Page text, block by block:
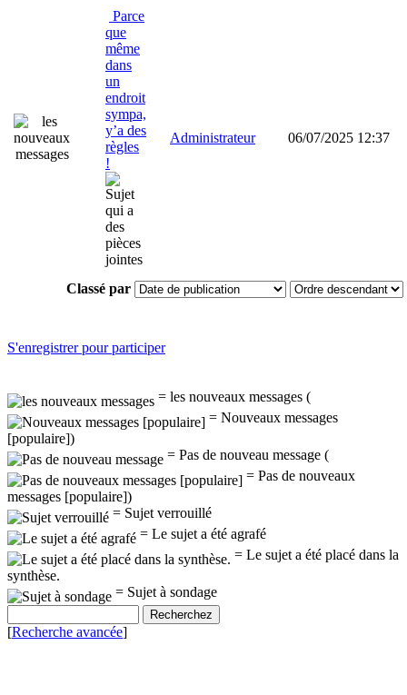
Parce
que
même
dans
un
endroit
sympa,
y’a des
règles
!
Administrateur 06/07/2025 12:37
Classé par
S'enregistrer pour participer
= les nouveaux messages (
= Nouveaux messages
[populaire])
= Pas de nouveau message (
= Pas de nouveaux
messages [populaire])
= Sujet verrouillé
= Le sujet a été agrafé
= Le sujet a été placé dans la
synthèse.
= Sujet à sondage
[Recherche avancée]